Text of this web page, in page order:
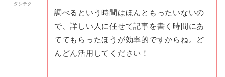
タシテク
調べるという時間はほんともったいないの
で、詳しい人に任せて記事を書く時間にあ
ててもらったほうが効率的ですからね。ど
んどん活用してください！